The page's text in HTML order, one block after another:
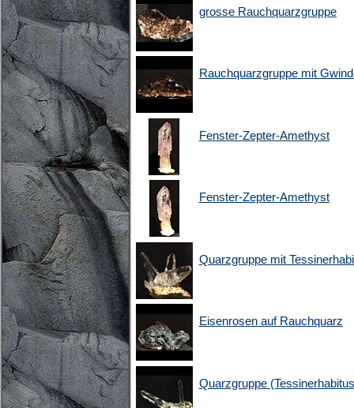
grosse Rauchquarzgruppe
Rauchquarzgruppe mit
Fenster-Zepter-Amethyst
Fenster-Zepter-Amethyst
Quarzgruppe mit
Eisenrosen auf Rauchquarz
Quarzgruppe